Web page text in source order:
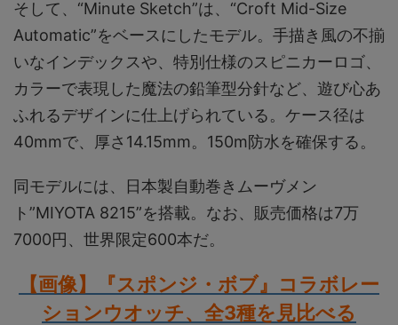
そして、“Minute Sketch”は、“Croft Mid-Size
Automatic”をベースにしたモデル。手描き風の不揃
いなインデックスや、特別仕様のスピニカーロゴ、
カラーで表現した魔法の鉛筆型分針など、遊び心あ
ふれるデザインに仕上げられている。ケース径は
40mmで、厚さ14.15mm。150m防水を確保する。
同モデルには、日本製自動巻きムーヴメン
ト”MIYOTA 8215”を搭載。なお、販売価格は7万
7000円、世界限定600本だ。
【画像】『スポンジ・ボブ』コラボレー
ションウオッチ、全3種を見比べる